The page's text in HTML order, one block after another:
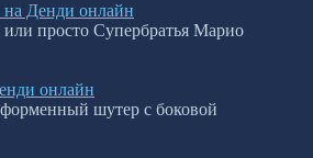
на Денди онлайн
просто Супербратья Марио
онлайн
шутер с боковой